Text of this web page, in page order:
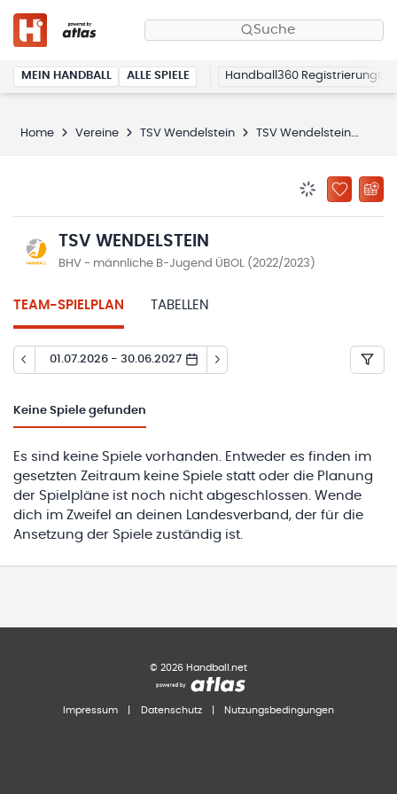
Suche
MEIN HANDBALL ALLE SPIELE Handball360 Registrierung
Home Vereine TSV Wendelstein TSV Wendelstein
ZU
TSV WENDELSTEIN
BHV - männliche B-Jugend ÜBOL (2022/2023)
TEAM-SPIELPLAN TABELLEN
01.07.2026 - 30.06.2027
Keine Spiele gefunden
Es sind keine Spiele vorhanden. Entweder es finden im
gesetzten Zeitraum keine Spiele statt oder die Planung
der Spielpläne ist noch nicht abgeschlossen. Wende
dich im Zweifel an deinen Landesverband, der für die
Ansetzung der Spiele zuständig ist.
© 2026 Handball.net
Impressum Datenschutz Nutzungsbedingungen